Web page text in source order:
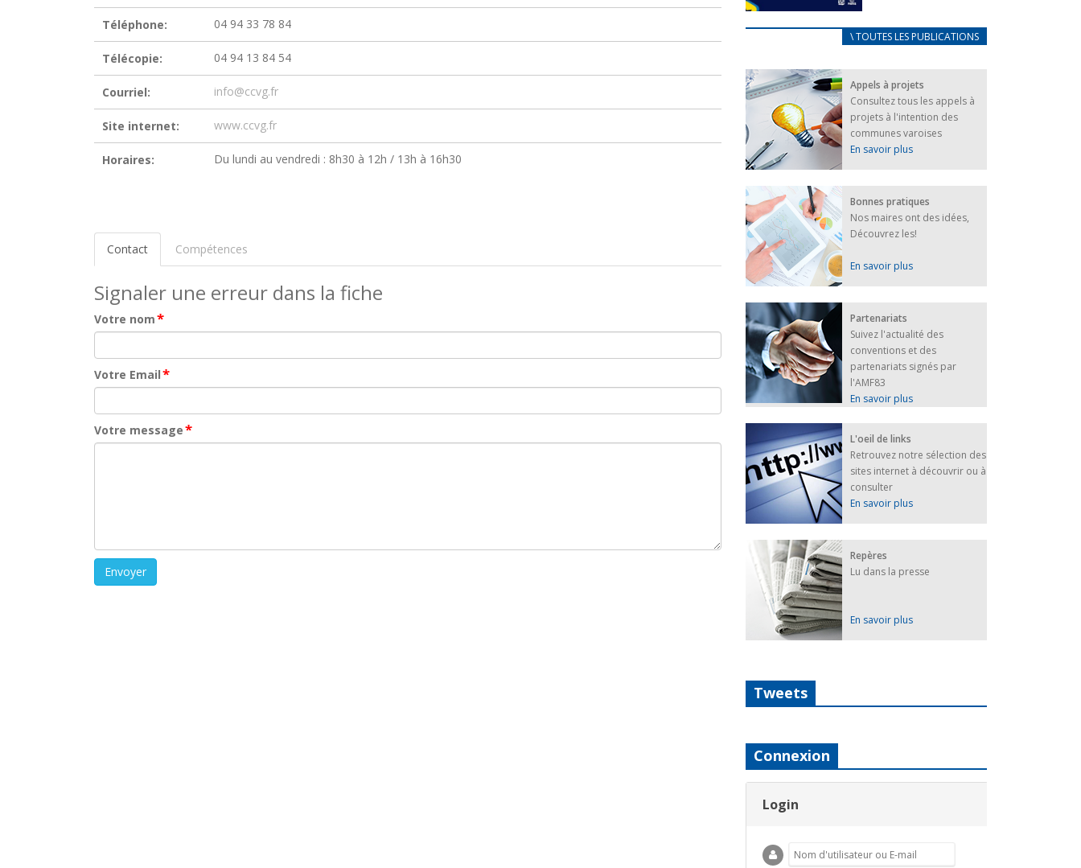
Téléphone: 04 94 33 78 84
Télécopie: 04 94 13 84 54
Courriel: info@ccvg.fr
Site internet: www.ccvg.fr
Horaires: Du lundi au vendredi : 8h30 à 12h / 13h à 16h30
Contact Compétences
Signaler une erreur dans la fiche
Votre nom*
Votre Email*
Votre message*
au coeur de
nos actions
FEUILLETER
FRANÇAIS/UKRAINIEN
25 avril 2022
Afin
d’accompagner
au mieux les
réfugiés
ukrainiens arrivés
en France,...
FEUILLETER
\ TOUTES LES PUBLICATIONS
Appels à projets
Consultez tous les appels à
projets à l'intention des
communes varoises
En savoir plus
Bonnes pratiques
Nos maires ont des idées,
Découvrez les!
En savoir plus
Partenariats
Suivez l'actualité des
conventions et des
partenariats signés par
l'AMF83
En savoir plus
L'oeil de links
Retrouvez notre sélection des
sites internet à découvrir ou à
consulter
En savoir plus
Repères
Lu dans la presse
En savoir plus
Tweets
Connexion
Login